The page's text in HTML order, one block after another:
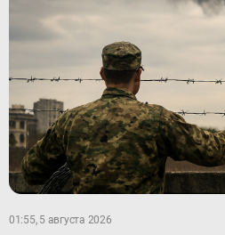
01:55, 5 августа 2026